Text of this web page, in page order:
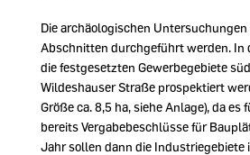
Die archäologischen
Abschnitten durchgeführt werden. In
die festgesetzten Gewerbegebiete
Wildeshauser Straße prospektiert
Größe ca. 8,5 ha, siehe Anlage), da es
bereits Vergabebeschlüsse für
Jahr sollen dann die Industriegebiete